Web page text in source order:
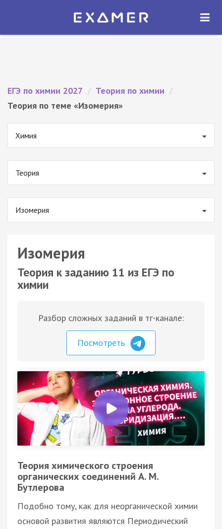
Экзамер — ЕГЭ 2027
ОТКРЫТЬ
ЕГЭ по химии 2027 / Теория по химии /
Теория по теме «Изомерия»
Химия
Теория
Изомерия
Изомерия
Теория к заданию 11 из ЕГЭ по
химии
Разбор сложных заданий в тг-канале:
Посмотреть
Теория химического строения
органических соединений А. М.
Бутлерова
Подобно тому, как для неорганической химии
основой развития являются Периодический